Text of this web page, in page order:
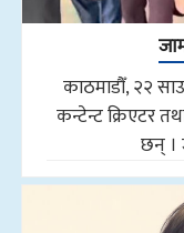
काठमाडौँ, २२
कन्टेन्ट क्रिएटर
छन् ।